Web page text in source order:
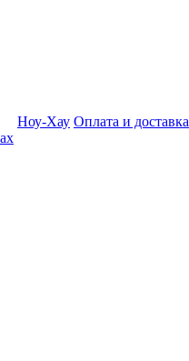
Ноу-Хау Оплата и доставка